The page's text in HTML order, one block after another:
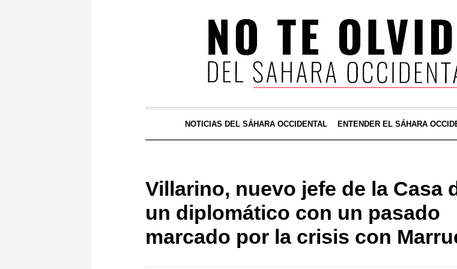
NOTICIAS DEL SÁHARA OCCIDENTAL ENTENDER EL SÁHARA
Villarino, nuevo jefe de la Casa
un diplomático con un pasado
marcado por la crisis con